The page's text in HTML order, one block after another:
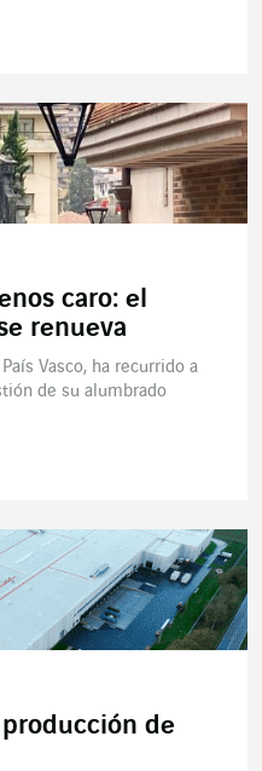
caro: el
renueva
Vasco, ha recurrido a
de su alumbrado
de